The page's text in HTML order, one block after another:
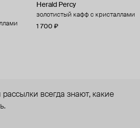
Herald Percy
золотистый кафф с кристаллами
1 700 ₽
всегда знают, какие